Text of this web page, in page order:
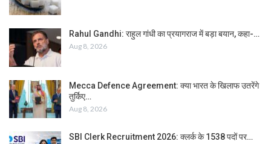
Rahul Gandhi: राहुल गांधी का प्रयागराज में बड़ा बयान, कहा-…
Aug 8, 2026
Mecca Defence Agreement: क्या भारत के खिलाफ उतरेंगे
तुर्किए…
Aug 8, 2026
SBI Clerk Recruitment 2026: क्लर्क के 1538 पदों पर…